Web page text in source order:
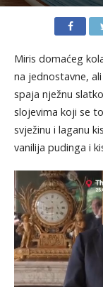
Miris domaćeg
na jednostavne,
spaja nježnu
slojevima koji se
svježinu i laganu
vanilija pudinga i